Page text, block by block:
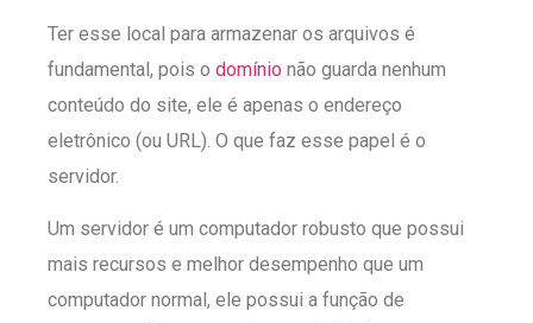
Ter esse local para armazenar os arquivos é
fundamental, pois o domínio não guarda nenhum
conteúdo do site, ele é apenas o endereço
eletrônico (ou URL). O que faz esse papel é o
servidor.
Um servidor é um computador robusto que possui
mais recursos e melhor desempenho que um
computador normal, ele possui a função de